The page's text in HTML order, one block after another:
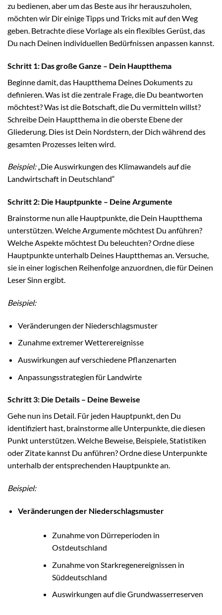
zu bedienen, aber um das Beste aus ihr herauszuholen,
möchten wir Dir einige Tipps und Tricks mit auf den Weg
geben. Betrachte diese Vorlage als ein flexibles Gerüst, das
Du nach Deinen individuellen Bedürfnissen anpassen kannst.
Schritt 1: Das große Ganze – Dein Hauptthema
Beginne damit, das Hauptthema Deines Dokuments zu
definieren. Was ist die zentrale Frage, die Du beantworten
möchtest? Was ist die Botschaft, die Du vermitteln willst?
Schreibe Dein Hauptthema in die oberste Ebene der
Gliederung. Dies ist Dein Nordstern, der Dich während des
gesamten Prozesses leiten wird.
Beispiel:„Die Auswirkungen des Klimawandels auf die
Landwirtschaft in Deutschland“
Schritt 2: Die Hauptpunkte – Deine Argumente
Brainstorme nun alle Hauptpunkte, die Dein Hauptthema
unterstützen. Welche Argumente möchtest Du anführen?
Welche Aspekte möchtest Du beleuchten? Ordne diese
Hauptpunkte unterhalb Deines Hauptthemas an. Versuche,
sie in einer logischen Reihenfolge anzuordnen, die für Deinen
Leser Sinn ergibt.
Beispiel:
Veränderungen der Niederschlagsmuster
Zunahme extremer Wetterereignisse
Auswirkungen auf verschiedene Pflanzenarten
Anpassungsstrategien für Landwirte
Schritt 3: Die Details – Deine Beweise
Gehe nun ins Detail. Für jeden Hauptpunkt, den Du
identifiziert hast, brainstorme alle Unterpunkte, die diesen
Punkt unterstützen. Welche Beweise, Beispiele, Statistiken
oder Zitate kannst Du anführen? Ordne diese Unterpunkte
unterhalb der entsprechenden Hauptpunkte an.
Beispiel:
Veränderungen der Niederschlagsmuster
Zunahme von Dürreperioden in
Ostdeutschland
Zunahme von Starkregenereignissen in
Süddeutschland
Auswirkungen auf die Grundwasserreserven